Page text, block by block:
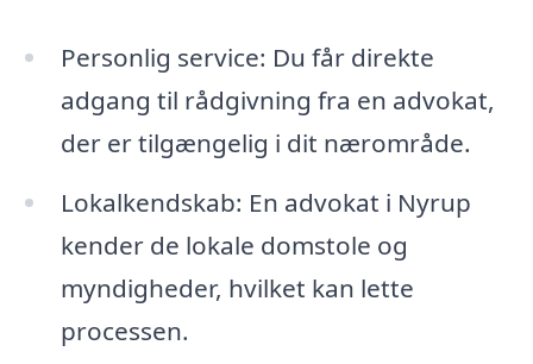
Personlig service: Du får direkte
adgang til rådgivning fra en advokat,
der er tilgængelig i dit nærområde.
Lokalkendskab: En advokat i Nyrup
kender de lokale domstole og
myndigheder, hvilket kan lette
processen.